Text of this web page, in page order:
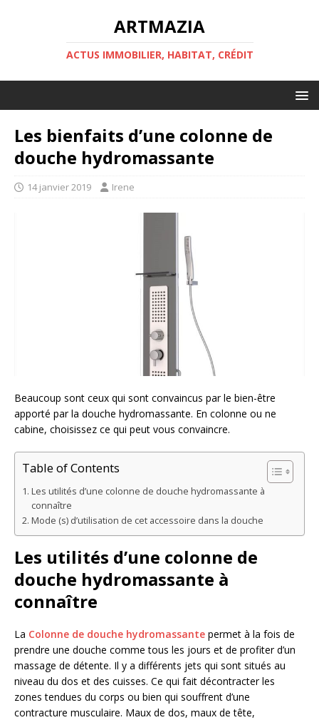
ARTMAZIA
ACTUS IMMOBILIER, HABITAT, CRÉDIT
Les bienfaits d’une colonne de
douche hydromassante
14 janvier 2019 Irene
Beaucoup sont ceux qui sont convaincus par le bien-être
apporté par la douche hydromassante. En colonne ou ne
cabine, choisissez ce qui peut vous convaincre.
Table of Contents
Les utilités d’une colonne de douche hydromassante à
connaître
Mode (s) d’utilisation de cet accessoire dans la douche
Les utilités d’une colonne de
douche hydromassante à
connaître
La Colonne de douche hydromassante permet à la fois de
prendre une douche comme tous les jours et de profiter d’un
massage de détente. Il y a différents jets qui sont situés au
niveau du dos et des cuisses. Ce qui fait décontracter les
zones tendues du corps ou bien qui souffrent d’une
contracture musculaire. Maux de dos, maux de tête,